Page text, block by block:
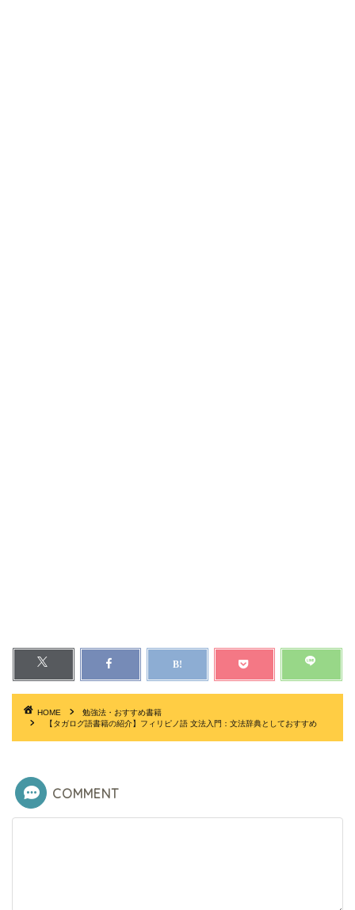
HOME
勉強法・おすすめ書籍
【タガログ語書籍の紹介】フィリピノ語 文法入門：文法辞典としておすすめ
COMMENT